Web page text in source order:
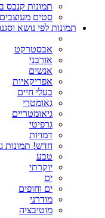
תמונות קנבס
סטים מעוצבים
תמונות לפי נושא
אבסטרקט
אורבני
אנשים
אפריקאיות
בעלי חיים
גאומטרי
גיאומטריים
גרפיטי
דמויות
חדש! תמונות
טבע
יוקרתי
ים
ים וחופים
מודרני
מוטיבציה